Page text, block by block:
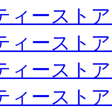
ィースト
ィースト
ィースト
ィースト